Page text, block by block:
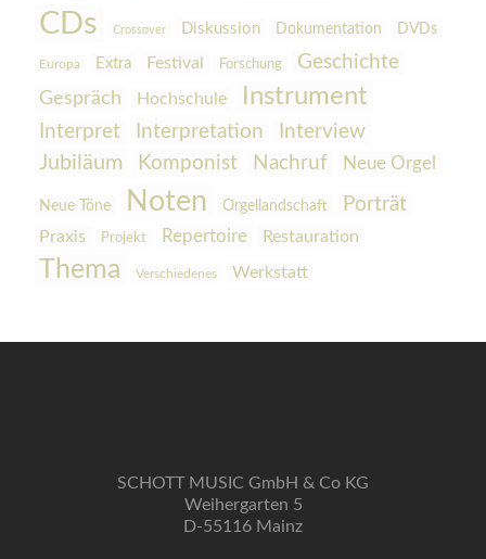
CDs Crossover Diskussion Dokumentation DVDs
Europa Extra Festival Forschung Geschichte
Gespräch Hochschule Instrument
Interpret Interpretation
Interview
Jubiläum
Komponist Nachruf Neue Orgel
Neue Töne Noten Orgellandschaft Porträt
Praxis Projekt Repertoire Restauration
Thema Verschiedenes Werkstatt
SCHOTT MUSIC GmbH & Co KG
Weihergarten 5
D-55116 Mainz